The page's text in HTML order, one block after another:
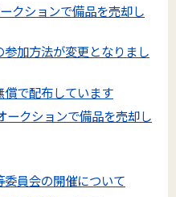
クションで備品を売却し
加方法が変更となりまし
で配布しています
ークションで備品を売却し
員会の開催について